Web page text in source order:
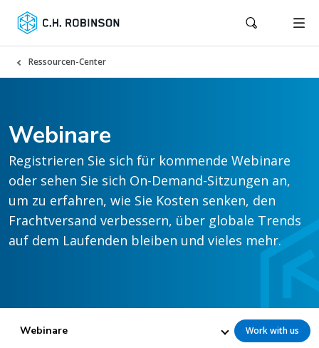
Ressourcen-Center
Webinare
Registrieren Sie sich für kommende Webinare
oder sehen Sie sich On-Demand-Sitzungen an,
um zu erfahren, wie Sie Kosten senken, den
Frachtversand verbessern, über globale Trends
auf dem Laufenden bleiben und vieles mehr.
Webinare Work with us